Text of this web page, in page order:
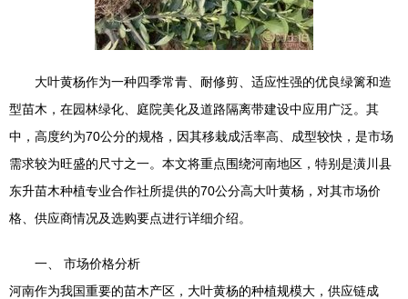
大叶黄杨作为一种四季常青、耐修剪、适应性强的优良绿篱和造
型苗木，在园林绿化、庭院美化及道路隔离带建设中应用广泛。其
中，高度约为70公分的规格，因其移栽成活率高、成型较快，是市场
需求较为旺盛的尺寸之一。本文将重点围绕河南地区，特别是潢川县
东升苗木种植专业合作社所提供的70公分高大叶黄杨，对其市场价
格、供应商情况及选购要点进行详细介绍。
一、 市场价格分析
河南作为我国重要的苗木产区，大叶黄杨的种植规模大，供应链成